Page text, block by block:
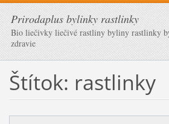
Prirodaplus bylinky rastlinky
Bio liečivky liečivé rastliny byliny rastlinky
zdravie
Štítok: rastlinky